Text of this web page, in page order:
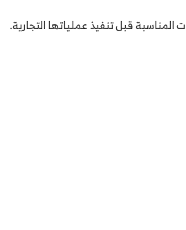
قبل تنفيذ عملياتها التجارية.